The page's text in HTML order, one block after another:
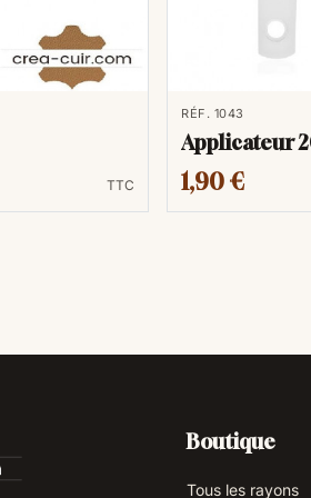
TTC
RÉF. 1043
Applicateur
1,90 €
Boutique
Tous les rayons